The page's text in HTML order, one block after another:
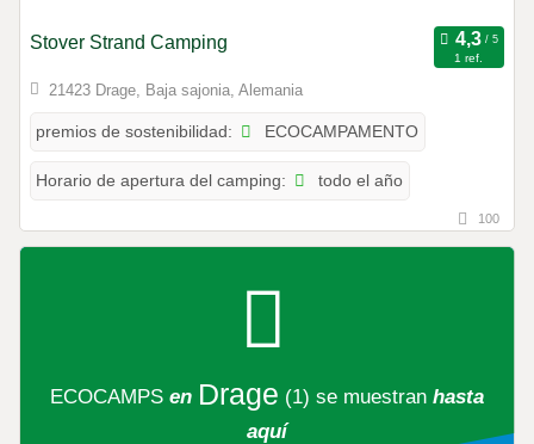
Stover Strand Camping
1 ref.
21423 Drage, Baja sajonia, Alemania
premios de sostenibilidad: ECOCAMPAMENTO
Horario de apertura del camping: todo el año
100
ECOCAMPS en Drage (1) se muestran hasta
aquí